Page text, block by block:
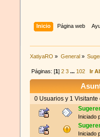
Inicio Página web
XatiyaRO » General»
Páginas: [1] 2 3 ... 102 Ir
0 Usuarios y 1
Iniciado
Iniciado